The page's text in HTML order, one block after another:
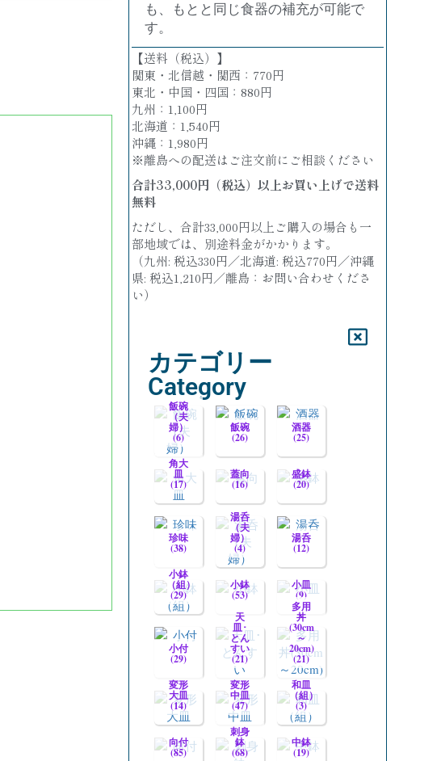
も、もとと同じ食器の補充が可能で
す。
【送料（税込）】
関東・北信越・関西：770円
東北・中国・四国：880円
九州：1,100円
北海道：1,540円
沖縄：1,980円
※離島への配送はご注文前にご相談ください
合計33,000円（税込）以上お買い上げで送料
無料
ただし、合計33,000円以上ご購入の場合も一
部地域では、別途料金がかかります。
（九州: 税込330円／北海道: 税込770円／沖縄
県: 税込1,210円／離島：お問い合わせくださ
い）
カテゴリー
Category
飯碗
（夫
婦）
(6)
飯碗
(26)
酒器
(25)
角大
皿
(17)
蓋向
(16)
盛鉢
(20)
珍味
(38)
湯呑
（夫
婦）
(4)
湯呑
(12)
小鉢
（組）
(29)
小鉢
(53)
小皿
(9)
小付
(29)
天
皿･
とん
すい
(21)
多用
丼
(30cm
～
20cm)
(21)
変形
大皿
(14)
変形
中皿
(47)
和皿
（組）
(3)
向付
(85)
刺身
鉢
(68)
中鉢
(19)